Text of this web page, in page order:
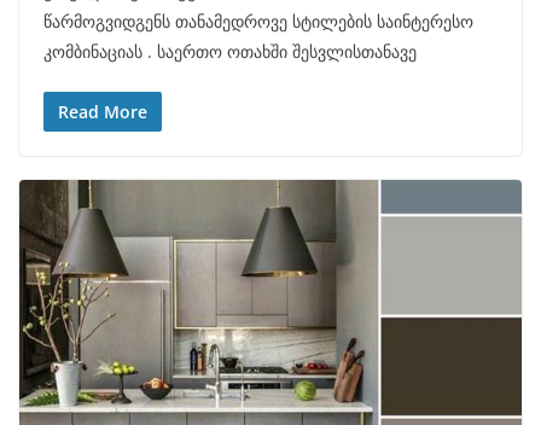
წარმოგვიდგენს თანამედროვე სტილების საინტერესო
კომბინაციას . საერთო ოთახში შესვლისთანავე
Read More